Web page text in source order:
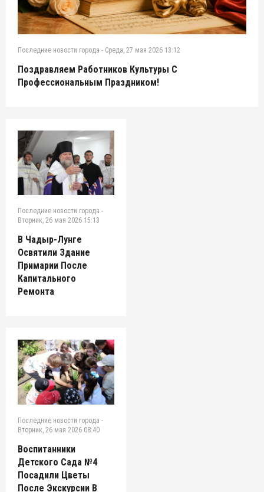
Последние новости города - Среда, 27 мая 2026 13:12
Поздравляем Работников Культуры С
Профессиональным Праздником!
Последние новости города -
Вторник, 26 мая 2026 15:13
В Чадыр-Лунге
Освятили Здание
Примарии После
Капитального
Ремонта
Последние новости города -
Вторник, 26 мая 2026 08:40
Воспитанники
Детского Сада №4
Посадили Цветы
После Экскурсии В